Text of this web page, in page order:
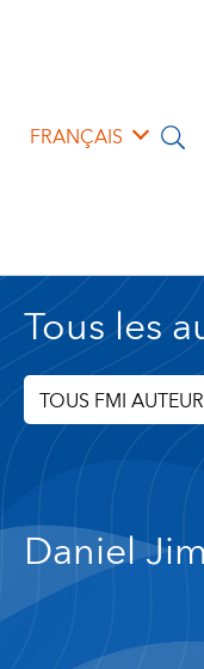
FRANÇAIS
Tous les
TOUS FMI AUTEUR
Daniel